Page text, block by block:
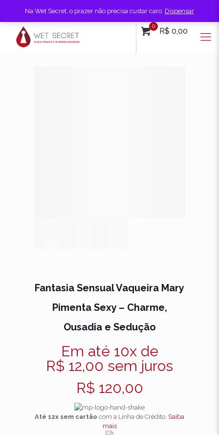
0
R$ 0,00
Fantasia Sensual Vaqueira Mary
Pimenta Sexy – Charme,
Ousadia e Sedução
Em até 10x de
R$ 12,00 sem juros
R$ 120,00
Até 12x sem cartão com a Linha de Crédito. Saiba
mais
Na Wet Secret, o prazer não precisa custar caro. Dispensar